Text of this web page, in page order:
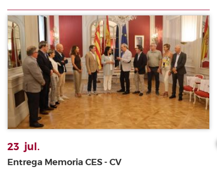
23 jul.
Entrega Memoria CES - CV